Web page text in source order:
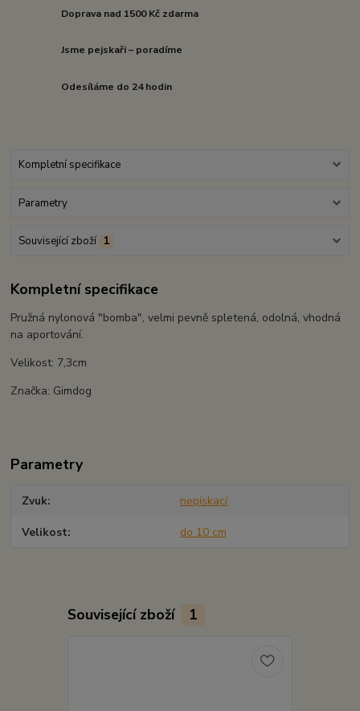
Doprava nad 1500 Kč zdarma
Jsme pejskaři – poradíme
Odesíláme do 24 hodin
Kompletní specifikace
Parametry
Související zboží 1
Kompletní specifikace
Pružná nylonová "bomba", velmi pevně spletená, odolná, vhodná
na aportování.
Velikost: 7,3cm
Značka: Gimdog
Parametry
Zvuk nepískací
Velikost do 10 cm
Související zboží 1